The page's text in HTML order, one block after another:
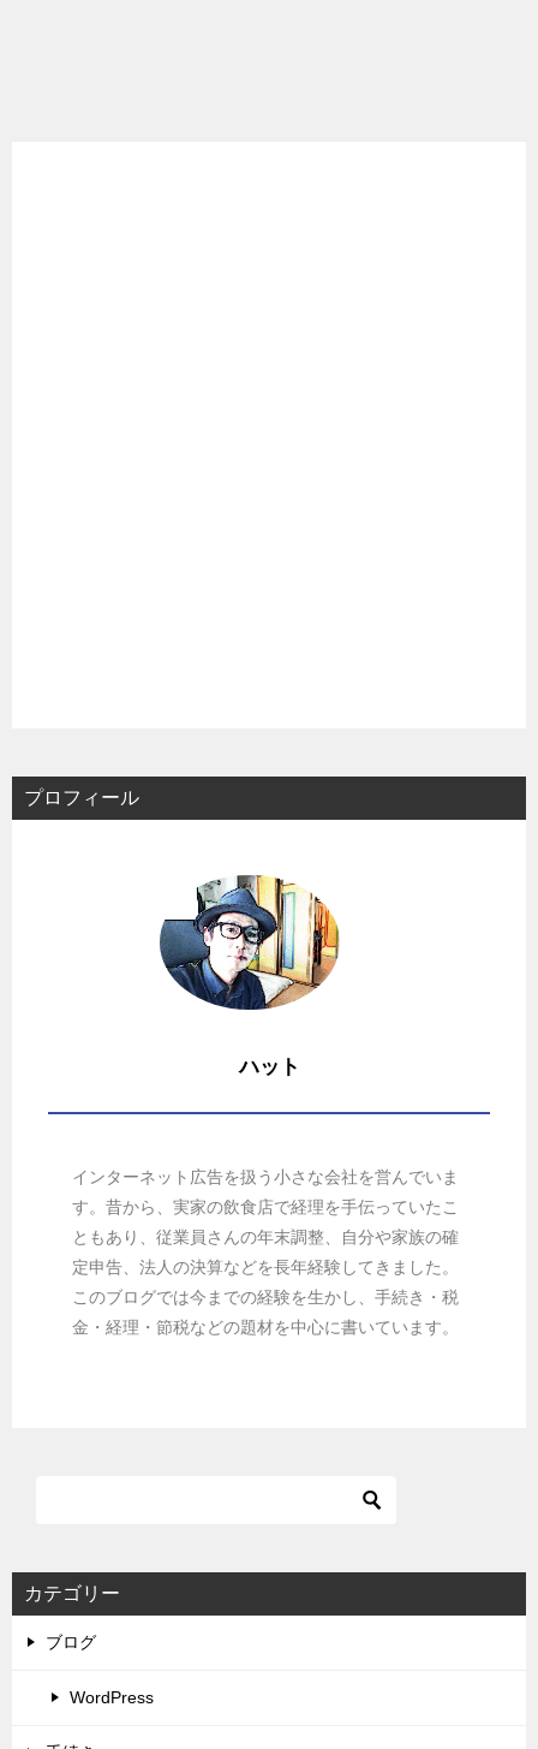
プロフィール
ハット
インターネット広告を扱う小さな会社を営んでいま
す。昔から、実家の飲食店で経理を手伝っていたこ
ともあり、従業員さんの年末調整、自分や家族の確
定申告、法人の決算などを長年経験してきました。
このブログでは今までの経験を生かし、手続き・税
金・経理・節税などの題材を中心に書いています。
カテゴリー
ブログ
WordPress